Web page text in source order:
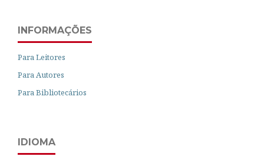
INFORMAÇÕES
Para Leitores
Para Autores
Para Bibliotecários
IDIOMA